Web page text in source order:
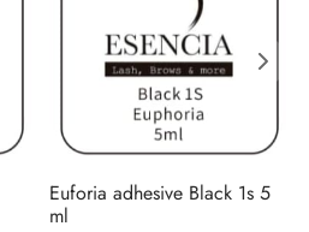
Euforia adhesive Black 1s 5
ml